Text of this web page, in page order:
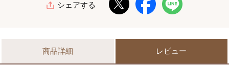
シェアする
商品詳細 レビュー